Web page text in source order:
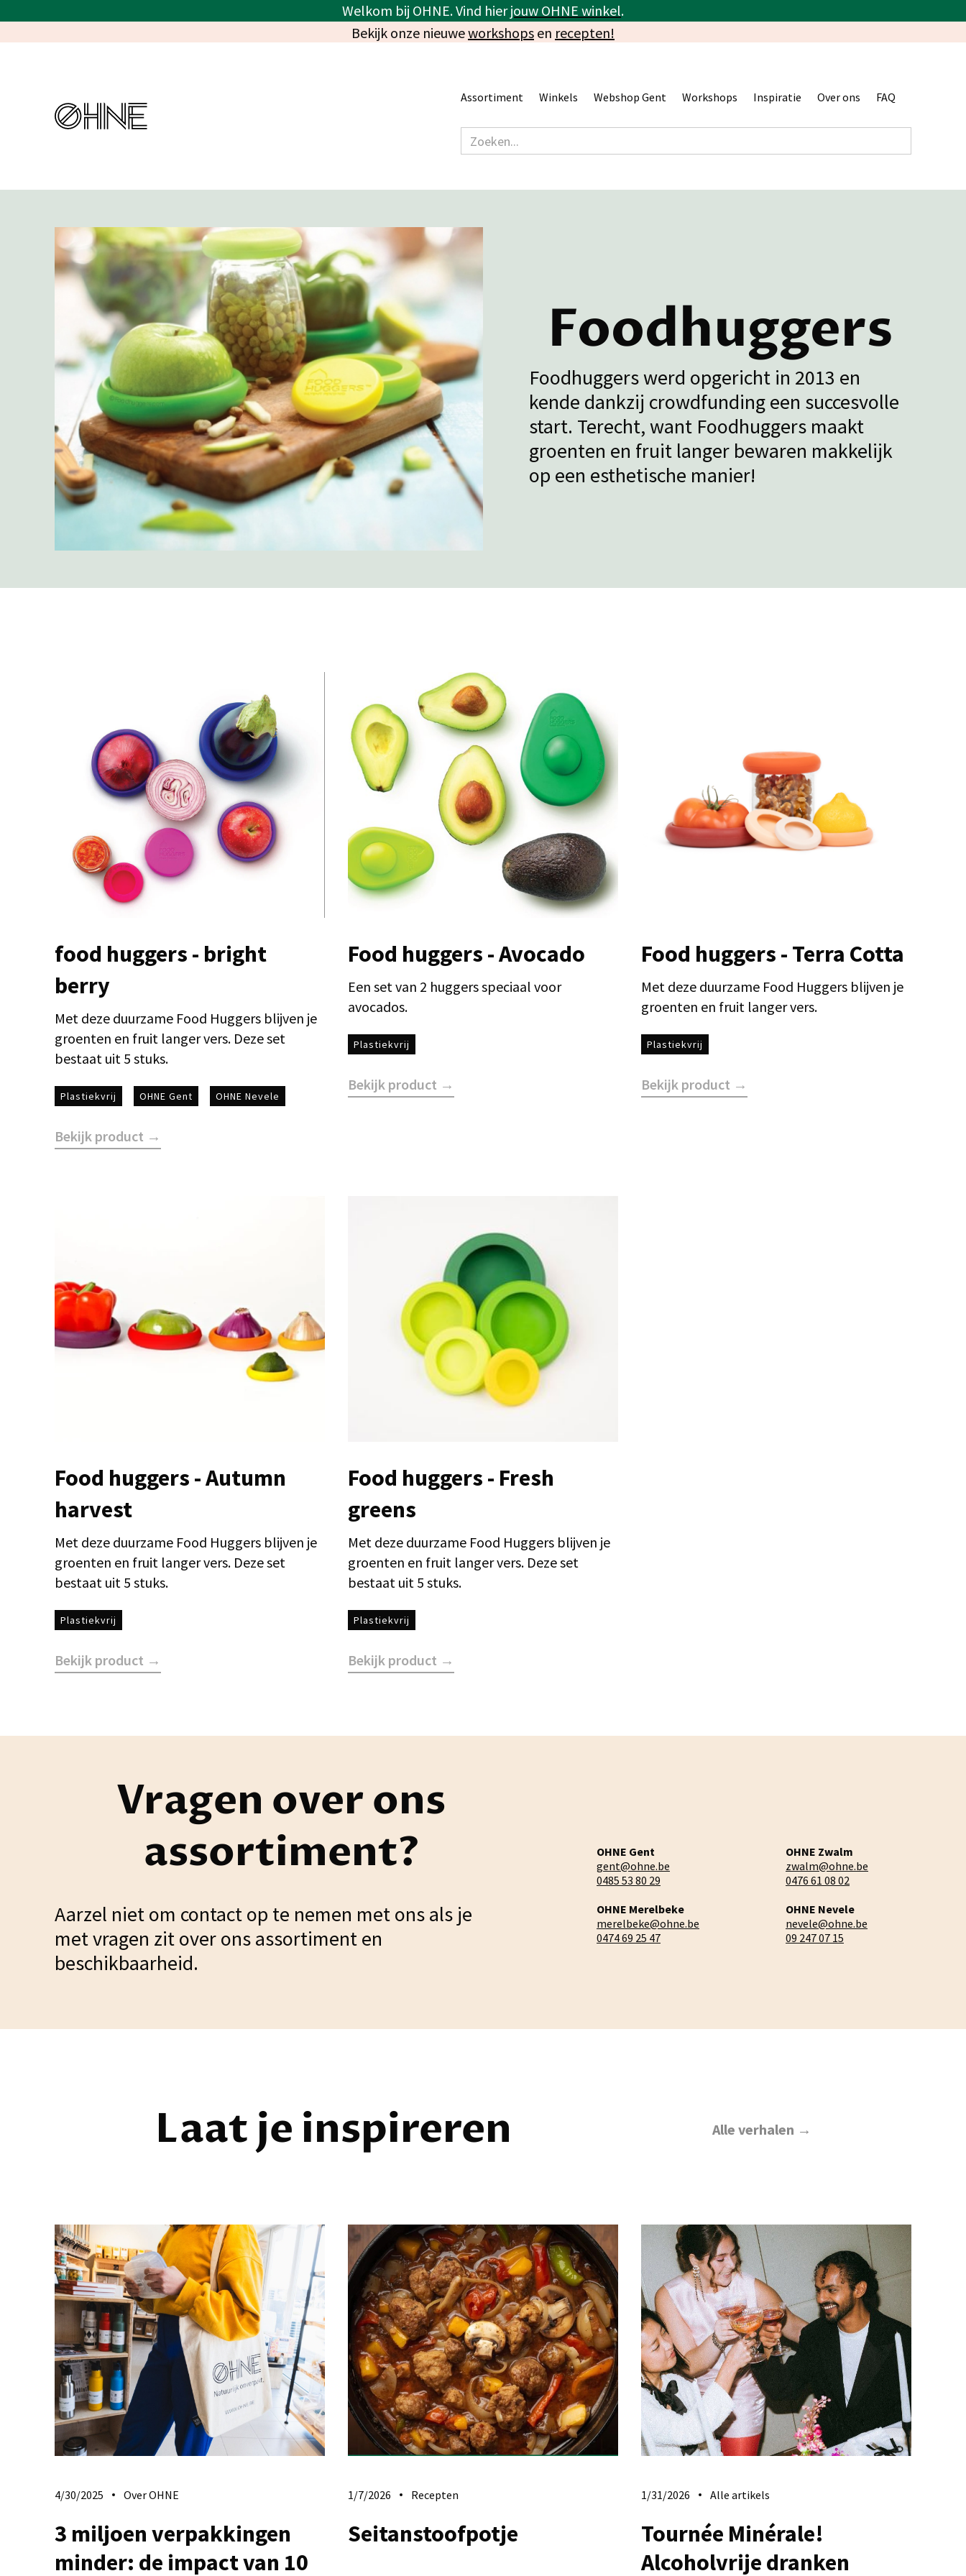
Welkom bij OHNE. Vind hierjouw OHNE winkel.
Bekijk onze nieuweworkshops en recepten!
Assortiment Winkels Webshop Gent Workshops Inspiratie Over ons FAQ
Foodhuggers
Foodhuggers werd opgericht in 2013 en
kende dankzij crowdfunding een succesvolle
start. Terecht, want Foodhuggers maakt
groenten en fruit langer bewaren makkelijk
op een esthetische manier!
food huggers - bright
berry
Met deze duurzame Food Huggers blijven je
groenten en fruit langer vers. Deze set
bestaat uit 5 stuks.
Plastiekvrij OHNE Gent OHNE Nevele
Bekijk product →
Food huggers - Avocado
Een set van 2 huggers speciaal voor
avocados.
Plastiekvrij
Bekijk product →
Food huggers - Terra Cotta
Met deze duurzame Food Huggers blijven je
groenten en fruit langer vers.
Plastiekvrij
Bekijk product →
Food huggers - Autumn
harvest
Met deze duurzame Food Huggers blijven je
groenten en fruit langer vers. Deze set
bestaat uit 5 stuks.
Plastiekvrij
Bekijk product →
Food huggers - Fresh
greens
Met deze duurzame Food Huggers blijven je
groenten en fruit langer vers. Deze set
bestaat uit 5 stuks.
Plastiekvrij
Bekijk product →
Vragen over ons
assortiment?
Aarzel niet om contact op te nemen met ons als je
met vragen zit over ons assortiment en
beschikbaarheid.
OHNE Gent
gent@ohne.be
0485 53 80 29
OHNE Merelbeke
merelbeke@ohne.be
0474 69 25 47
OHNE Zwalm
zwalm@ohne.be
0476 61 08 02
OHNE Nevele
nevele@ohne.be
09 247 07 15
Laat je inspireren Alle verhalen →
4/30/2025 Over OHNE
3 miljoen verpakkingen
minder: de impact van 10
1/7/2026 Recepten
Seitanstoofpotje
1/31/2026 Alle artikels
Tournée Minérale!
Alcoholvrije dranken